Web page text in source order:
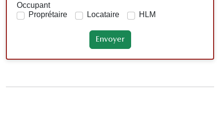
Occupant
Proprétaire
Locataire HLM